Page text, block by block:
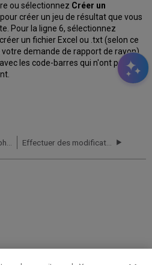
ou sélectionnez Créer un
pour créer un jeu de résultat que vous
Pour la ligne 6, sélectionnez
un fichier Excel ou .txt (selon ce
demande de rapport de rayon)
les code-barres qui n'ont pas